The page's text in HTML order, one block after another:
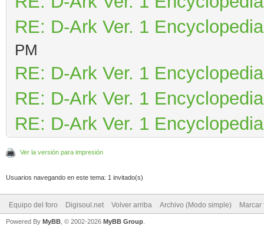
RE: D-Ark Ver. 1 Encyclopedia
PM
RE: D-Ark Ver. 1 Encyclopedia
RE: D-Ark Ver. 1 Encyclopedia
RE: D-Ark Ver. 1 Encyclopedia
Ver la versión para impresión
Usuarios navegando en este tema: 1 invitado(s)
Equipo del foro Digisoul.net Volver arriba Archivo (Modo simple) Marcar
Powered By MyBB , © 2002-2026 MyBB Group